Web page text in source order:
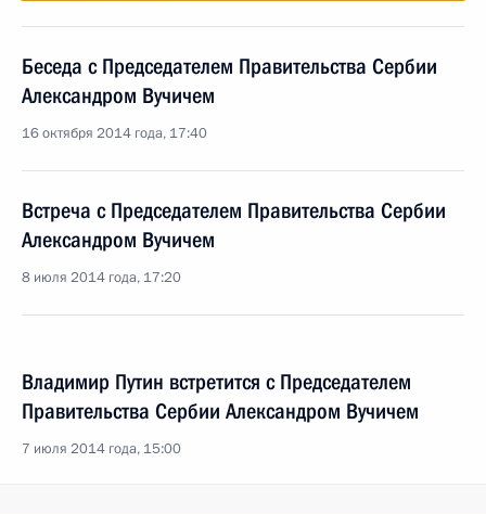
Беседа с Председателем Правительства Сербии
Александром Вучичем
16 октября 2014 года, 17:40
Встреча с Председателем Правительства Сербии
Александром Вучичем
8 июля 2014 года, 17:20
Владимир Путин встретится с Председателем
Правительства Сербии Александром Вучичем
7 июля 2014 года, 15:00